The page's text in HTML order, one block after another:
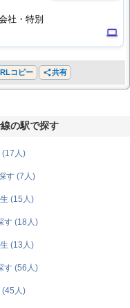
computer
社・特別
コピー share共有
の駅で探す
(17人)
す (7人)
(15人)
す (18人)
(13人)
す (56人)
(45人)